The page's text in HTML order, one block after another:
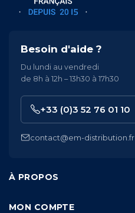
À PROPOS
MON COMPTE
Besoin d'aide ?
Du lundi au vendredi
de 8h à 12h – 13h30 à 17h30
+33 (0)3 52 76 01 10
contact@em-distribution.fr